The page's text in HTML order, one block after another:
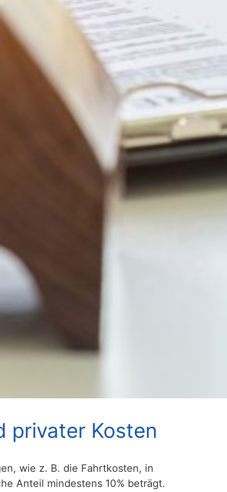
privater Kosten
wie z. B. die Fahrtkosten, in
Anteil mindestens 10% beträgt.